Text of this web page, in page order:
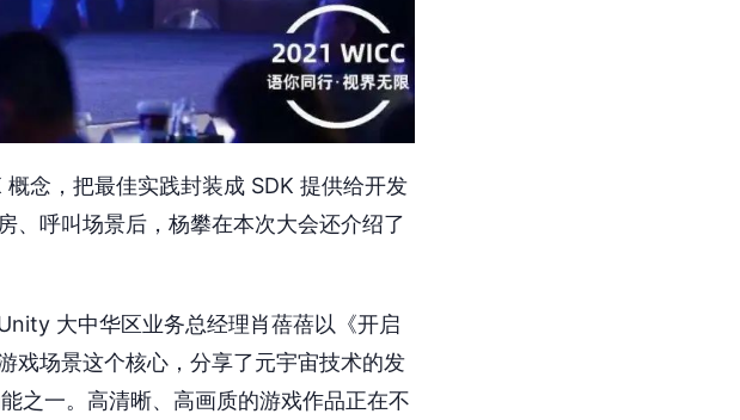
念，把最佳实践封装成 SDK 提供给开发
、呼叫场景后，杨攀在本次大会还介绍了
大中华区业务总经理肖蓓蓓以《开启
戏场景这个核心，分享了元宇宙技术的发
之一。高清晰、高画质的游戏作品正在不